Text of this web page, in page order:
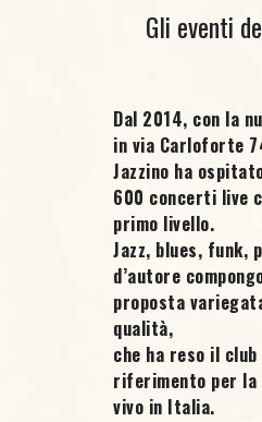
Gli eventi
Dal 2014, con la
in via Carloforte
Jazzino ha
600 concerti live
primo livello.
Jazz, blues, funk,
d’autore
proposta
qualità,
che ha reso il
riferimento per la
vivo in Italia.